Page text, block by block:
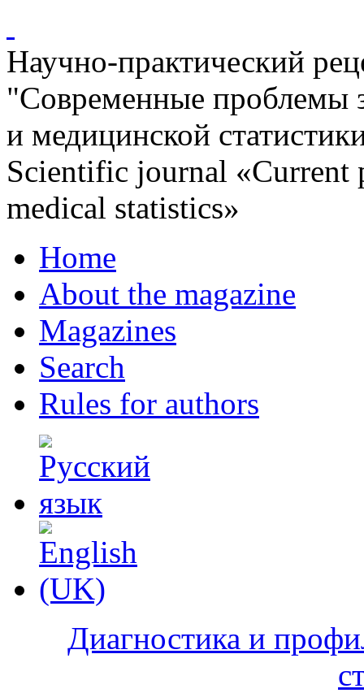
Научно-практический
"Современные проблемы
и медицинской
Scientific journal «Current
medical statistics»
Home
About the magazine
Magazines
Search
Rules for authors
Диагностика и